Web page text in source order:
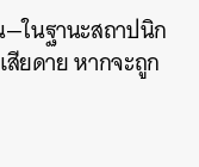
ในฐานะสถาปนิก
ยดาย หากจะถูก